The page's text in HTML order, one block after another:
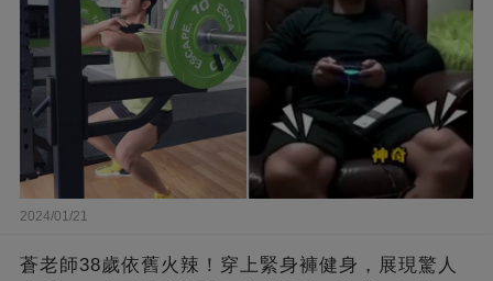
2024/01/21
蒼老師38歲依舊火辣！穿上緊身褲健身，展現驚人